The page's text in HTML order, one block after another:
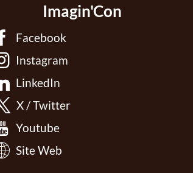
Imagin'Con
Facebook
Instagram
LinkedIn
X / Twitter
Youtube
Site Web